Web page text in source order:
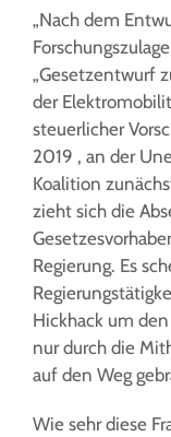
„Nach dem
„Gesetzentwurf
der
steuerlicher
2019 , an der
Koalition
zieht sich die
Regierung. Es
Hickhack um
nur durch die
auf den Weg
Wie sehr diese